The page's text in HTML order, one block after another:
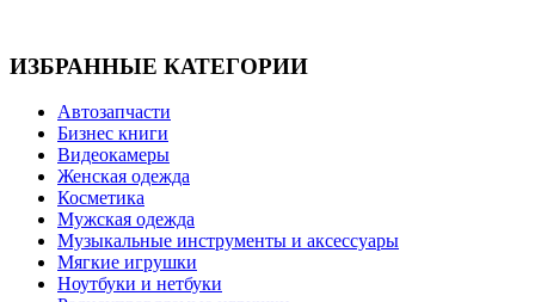
ИЗБРАННЫЕ КАТЕГОРИИ
Автозапчасти
Бизнес книги
Видеокамеры
Женская одежда
Косметика
Мужская одежда
Музыкальные инструменты и аксессуары
Мягкие игрушки
Ноутбуки и нетбуки